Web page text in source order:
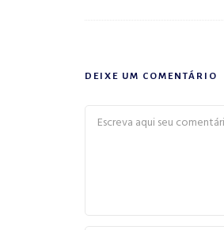
DEIXE UM COMENTÁRIO